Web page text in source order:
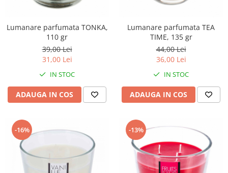
Lumanare parfumata TONKA,
110 gr
39,00 Lei
31,00 Lei
IN STOC
ADAUGA IN COS
Lumanare parfumata TEA
TIME, 135 gr
44,00 Lei
36,00 Lei
IN STOC
ADAUGA IN COS
-16% -13%